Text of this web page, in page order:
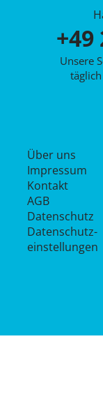
+49
Unsere
Über uns
Impressum
Kontakt
AGB
Datenschutz
Datenschutz­
einstellungen